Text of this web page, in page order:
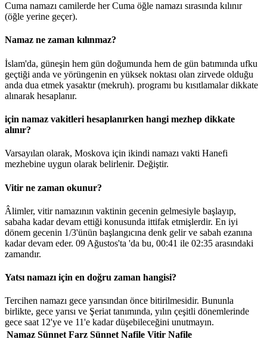
Cuma namazı camilerde her Cuma öğle namazı sırasında kılınır
(öğle yerine geçer).
Namaz ne zaman kılınmaz?
İslam'da, güneşin hem gün doğumunda hem de gün batımında ufku
geçtiği anda ve yörüngenin en yüksek noktası olan zirvede olduğu
anda dua etmek yasaktır (mekruh). programı bu kısıtlamalar dikkate
alınarak hesaplanır.
için namaz vakitleri hesaplanırken hangi mezhep dikkate
alınır?
Varsayılan olarak, Moskova için ikindi namazı vakti Hanefi
mezhebine uygun olarak belirlenir. Değiştir.
Vitir ne zaman okunur?
Âlimler, vitir namazının vaktinin gecenin gelmesiyle başlayıp,
sabaha kadar devam ettiği konusunda ittifak etmişlerdir. En iyi
dönem gecenin 1/3'ünün başlangıcına denk gelir ve sabah ezanına
kadar devam eder. 09 Ağustos'ta 'da bu, 00:41 ile 02:35 arasındaki
zamandır.
Yatsı namazı için en doğru zaman hangisi?
Tercihen namazı gece yarısından önce bitirilmesidir. Bununla
birlikte, gece yarısı ve Şeriat tanımında, yılın çeşitli dönemlerinde
gece saat 12'ye ve 11'e kadar düşebileceğini unutmayın.
Namaz Sünnet Farz Sünnet Nafile Vitir Nafile